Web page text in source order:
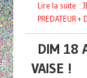
Lire la suite :
PREDATEUR
DIM 18
VAISE !